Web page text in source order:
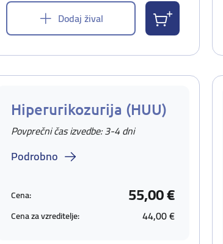
Dodaj žival
Hiperurikozurija (HUU)
Povprečni čas izvedbe: 3-4 dni
Podrobno
Cena: 55,00 €
Cena za vzreditelje: 44,00 €